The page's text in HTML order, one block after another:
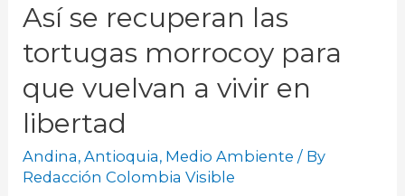
Así se recuperan las
tortugas morrocoy para
que vuelvan a vivir en
libertad
Andina,Antioquia, Medio Ambiente / By
Redacción Colombia Visible